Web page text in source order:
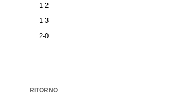
1-2
1-3
2-0
RITORNO